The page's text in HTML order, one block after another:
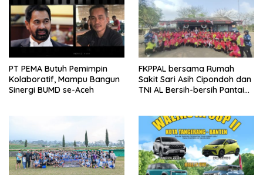
PT PEMA Butuh Pemimpin
Kolaboratif, Mampu Bangun
Sinergi BUMD se-Aceh
FKPPAL bersama Rumah
Sakit Sari Asih Cipondoh dan
TNI AL Bersih-bersih Pantai